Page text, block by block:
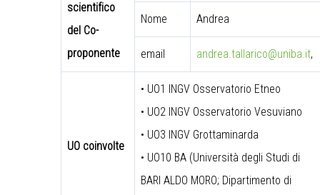
scientifico
del Co-
proponente
Nome Andrea
email andrea.tallarico@uniba.it,
UO coinvolte
• UO1 INGV Osservatorio Etneo
• UO2 INGV Osservatorio Vesuviano
• UO3 INGV Grottaminarda
• UO10 BA (Università degli Studi di
BARI ALDO MORO; Dipartimento di